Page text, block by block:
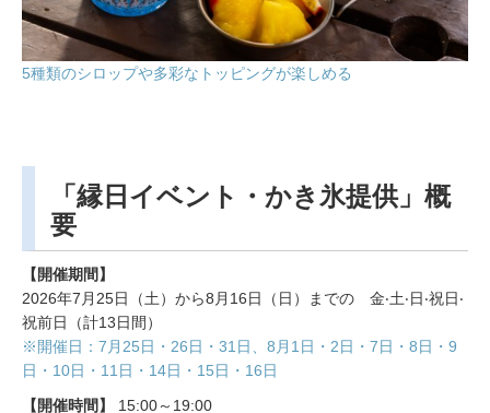
5種類のシロップや多彩なトッピングが楽しめる
「縁日イベント・かき氷提供」概
要
【開催期間】
2026年7月25日（土）から8月16日（日）までの 金‧土‧日‧祝日‧
祝前日（計13日間）
※開催日：7月25日・26日・31日、8月1日・2日・7日・8日・9
日・10日・11日・14日・15日・16日
【開催時間】 15:00～19:00